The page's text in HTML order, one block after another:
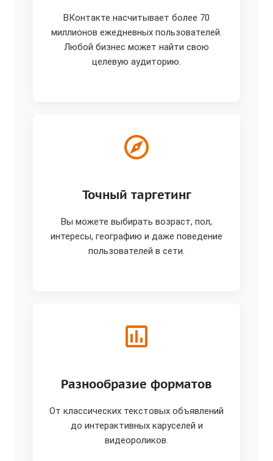
ВКонтакте насчитывает более 70
миллионов ежедневных пользователей.
Любой бизнес может найти свою
целевую аудиторию.
Точный таргетинг
Вы можете выбирать возраст, пол,
интересы, географию и даже поведение
пользователей в сети.
Разнообразие форматов
От классических текстовых объявлений
до интерактивных каруселей и
видеороликов.